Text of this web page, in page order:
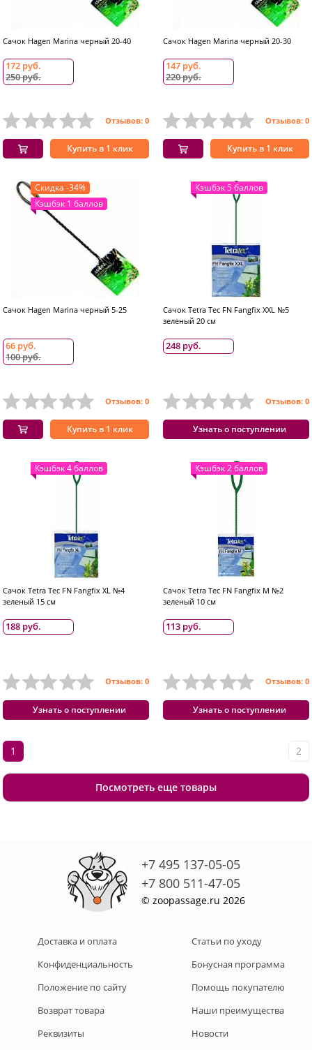
Сачок Hagen Marina черный 20-40
172 руб.
250 руб.
Отзывов: 0
Купить в 1 клик
Сачок Hagen Marina черный 20-30
147 руб.
220 руб.
Отзывов: 0
Купить в 1 клик
Скидка -34%
Кэшбэк 1 баллов
Сачок Hagen Marina черный 5-25
66 руб.
100 руб.
Отзывов: 0
Купить в 1 клик
Кэшбэк 5 баллов
Сачок Tetra Tec FN Fangfix XXL №5
зеленый 20 см
248 руб.
Отзывов: 0
Узнать о поступлении
Кэшбэк 4 баллов
Сачок Tetra Tec FN Fangfix XL №4
зеленый 15 см
188 руб.
Отзывов: 0
Узнать о поступлении
Кэшбэк 2 баллов
Сачок Tetra Tec FN Fangfix M №2
зеленый 10 см
113 руб.
Отзывов: 0
Узнать о поступлении
Посмотреть еще товары
1 2
+7 495 137-05-05
+7 800 511-47-05
© zoopassage.ru 2026
Доставка и оплата
Конфиденциальность
Положение по сайту
Возврат товара
Реквизиты
Статьи по уходу
Бонусная программа
Помощь покупателю
Наши преимущества
Новости